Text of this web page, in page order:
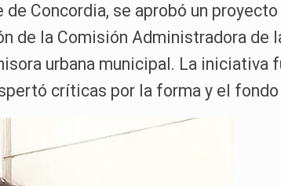
Concordia, se aprobó un
de la Comisión Administradora de
urbana municipal. La iniciativa
críticas por la forma y el